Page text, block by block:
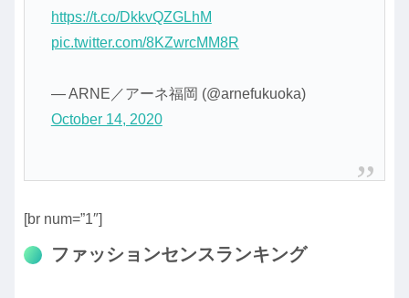
https://t.co/DkkvQZGLhM
pic.twitter.com/8KZwrcMM8R
— ARNE／アーネ福岡 (@arnefukuoka)
October 14, 2020
[br num=”1″]
ファッションセンスランキング